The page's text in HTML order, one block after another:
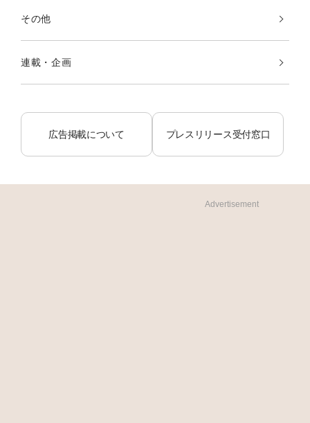
その他
連載・企画
広告掲載について プレスリリース受付窓口
Advertisement